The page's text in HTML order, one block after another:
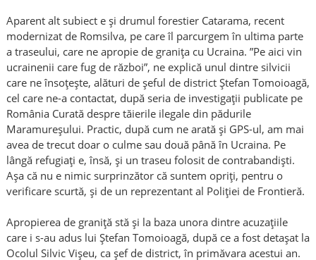
Aparent alt subiect e și drumul forestier Catarama, recent
modernizat de Romsilva, pe care îl parcurgem în ultima parte
a traseului, care ne apropie de granița cu Ucraina. ”Pe aici vin
ucrainenii care fug de război”, ne explică unul dintre silvicii
care ne însoțește, alături de șeful de district Ștefan Tomoioagă,
cel care ne-a contactat, după seria de investigații publicate pe
România Curată despre tăierile ilegale din pădurile
Maramureșului. Practic, după cum ne arată și GPS-ul, am mai
avea de trecut doar o culme sau două până în Ucraina. Pe
lângă refugiați e, însă, și un traseu folosit de contrabandiști.
Așa că nu e nimic surprinzător că suntem opriți, pentru o
verificare scurtă, și de un reprezentant al Poliției de Frontieră.
Apropierea de graniță stă și la baza unora dintre acuzațiile
care i s-au adus lui Ștefan Tomoioagă, după ce a fost detașat la
Ocolul Silvic Vișeu, ca șef de district, în primăvara acestui an.